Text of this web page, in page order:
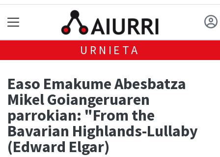
URNIETA
Easo Emakume Abesbatza
Mikel Goiangeruaren
parrokian: "From the
Bavarian Highlands-Lullaby
(Edward Elgar)